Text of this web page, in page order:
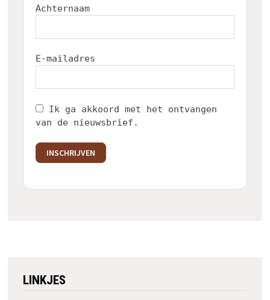
Achternaam
E-mailadres
Ik ga akkoord met het ontvangen
van de nieuwsbrief.
INSCHRIJVEN
LINKJES